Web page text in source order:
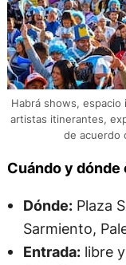
Habrá shows,
artistas itinerantes,
de acuerdo
Cuándo y dónde
Dónde:Plaza
Sarmiento,
Entrada:libre